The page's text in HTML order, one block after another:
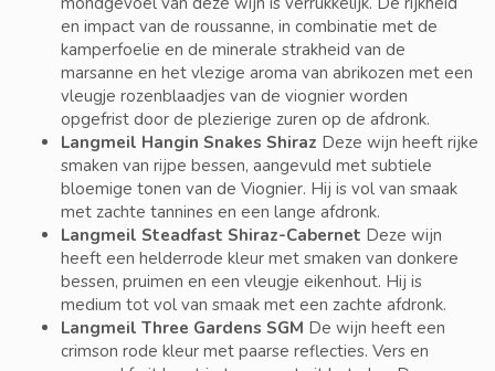
en impact van de roussanne, in combinatie met de
kamperfoelie en de minerale strakheid van de
marsanne en het vlezige aroma van abrikozen met een
vleugje rozenblaadjes van de viognier worden
opgefrist door de plezierige zuren op de afdronk.
Langmeil Hangin Snakes Shiraz Deze wijn heeft rijke
smaken van rijpe bessen, aangevuld met subtiele
bloemige tonen van de Viognier. Hij is vol van smaak
met zachte tannines en een lange afdronk.
Langmeil Steadfast Shiraz-Cabernet Deze wijn
heeft een helderrode kleur met smaken van donkere
bessen, pruimen en een vleugje eikenhout. Hij is
medium tot vol van smaak met een zachte afdronk.
Langmeil Three Gardens SGM De wijn heeft een
crimson rode kleur met paarse reflecties. Vers en